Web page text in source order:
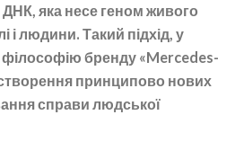
ДНК, яка несе геном живого
і людини. Такий підхід, у
бренду «Mercedes-
принципово нових
справи людської